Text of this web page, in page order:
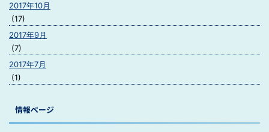
2017年10月
(17)
2017年9月
(7)
2017年7月
(1)
情報ページ